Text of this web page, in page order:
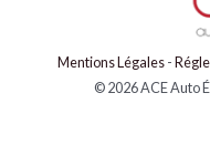
Mentions Légales-
© 2026 ACE Auto